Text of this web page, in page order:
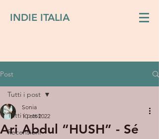
INDIE ITALIA
Post
Tutti i post
Recensioni
Tutti i post
Ari Abdul “HUSH” - Sé
Sonia
10 ott 2022